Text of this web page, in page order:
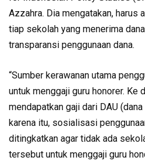
Azzahra. Dia mengatakan, harus
tiap sekolah yang menerima
transparansi penggunaan dana.
“Sumber kerawanan utama
untuk menggaji guru honorer. Ke
mendapatkan gaji dari DAU
karena itu, sosialisasi
ditingkatkan agar tidak ada
tersebut untuk menggaji guru